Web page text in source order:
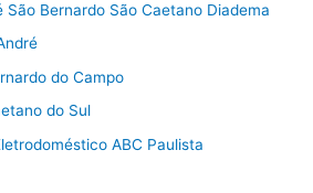
São Bernardo São Caetano Diadema
do Campo
do Sul
ABC Paulista